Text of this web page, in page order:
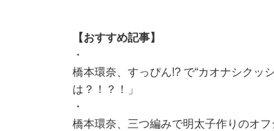
【おすすめ記事】
・
橋本環奈、すっぴん!? で“カオナシクッ
は？！？！」
・
橋本環奈、三つ編みで明太子作りのオ